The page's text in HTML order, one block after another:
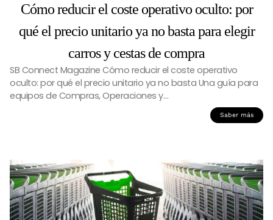
Cómo reducir el coste operativo oculto: por
qué el precio unitario ya no basta para elegir
carros y cestas de compra
SB Connect Magazine Cómo reducir el coste operativo
oculto: por qué el precio unitario ya no basta Una guía para
equipos de Compras, Operaciones y…
Saber más